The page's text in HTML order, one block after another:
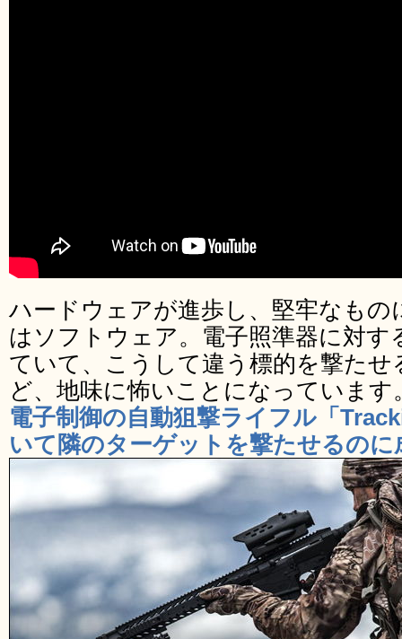
ハードウェアが進歩し、堅牢なも
はソフトウェア。電子照準器に対
ていて、こうして違う標的を撃た
ど、地味に怖いことになっています
電子制御の自動狙撃ライフル「
いて隣のターゲットを撃たせるのに